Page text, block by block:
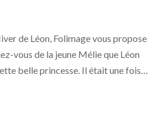
de Léon, Folimage vous propose
vous de la jeune Mélie que Léon
belle princesse. Il était une fois…